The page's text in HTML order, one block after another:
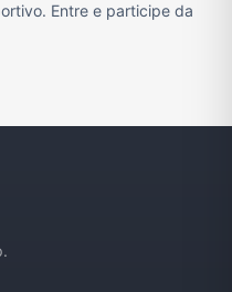
Entre e participe da